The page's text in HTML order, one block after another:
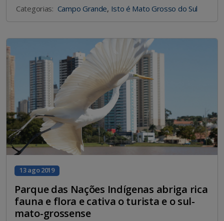
Categorias: Campo Grande, Isto é Mato Grosso do Sul
13 ago 2019
Parque das Nações Indígenas abriga rica
fauna e flora e cativa o turista e o sul-
mato-grossense